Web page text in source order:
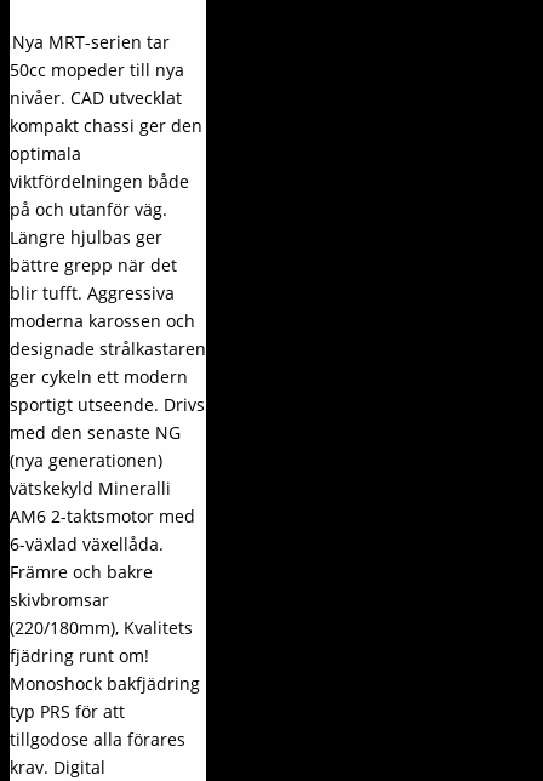
Nya MRT-serien tar
50cc mopeder till nya
nivåer. CAD utvecklat
kompakt chassi ger den
optimala
viktfördelningen både
på och utanför väg.
Längre hjulbas ger
bättre grepp när det
blir tufft. Aggressiva
moderna karossen och
designade strålkastaren
ger cykeln ett modern
sportigt utseende. Drivs
med den senaste NG
(nya generationen)
vätskekyld Mineralli
AM6 2-taktsmotor med
6-växlad växellåda.
Främre och bakre
skivbromsar
(220/180mm), Kvalitets
fjädring runt om!
Monoshock bakfjädring
typ PRS för att
tillgodose alla förares
krav. Digital